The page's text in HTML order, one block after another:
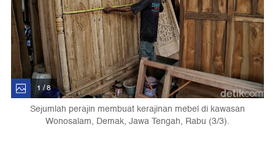
1 / 8
Sejumlah perajin membuat kerajinan mebel di kawasan
Wonosalam, Demak, Jawa Tengah, Rabu (3/3).